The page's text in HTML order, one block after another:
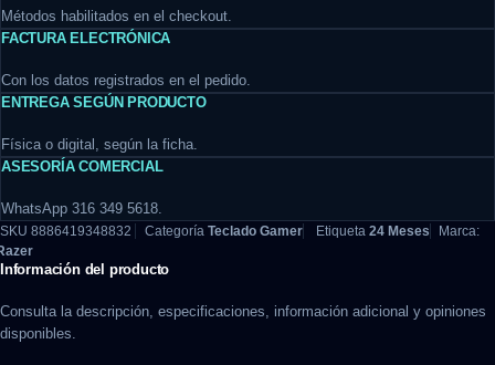
Métodos habilitados en el checkout.
FACTURA ELECTRÓNICA
Con los datos registrados en el pedido.
ENTREGA SEGÚN PRODUCTO
Física o digital, según la ficha.
ASESORÍA COMERCIAL
WhatsApp 316 349 5618.
SKU 8886419348832 Categoría Teclado Gamer Etiqueta 24 Meses
Marca:
Información del producto
Consulta la descripción, especificaciones, información adicional y opiniones
disponibles.